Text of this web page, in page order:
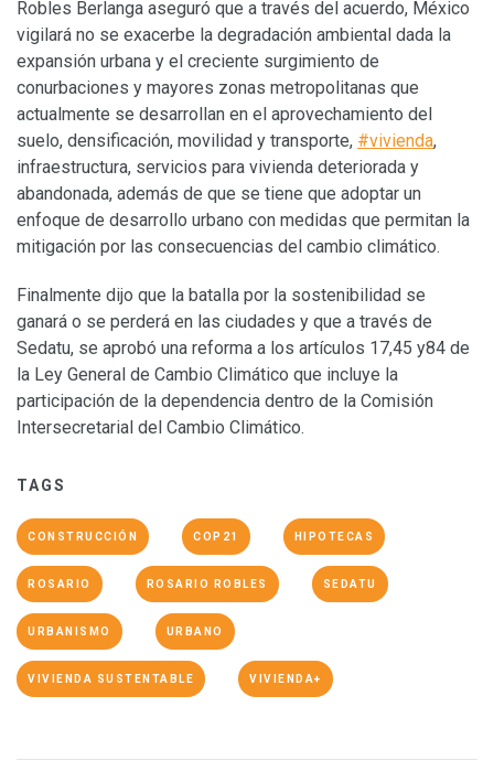
Robles Berlanga aseguró que a través del acuerdo, México
vigilará no se exacerbe la degradación ambiental dada la
expansión urbana y el creciente surgimiento de
conurbaciones y mayores zonas metropolitanas que
actualmente se desarrollan en el aprovechamiento del
suelo, densificación, movilidad y transporte, #vivienda,
infraestructura, servicios para vivienda deteriorada y
abandonada, además de que se tiene que adoptar un
enfoque de desarrollo urbano con medidas que permitan la
mitigación por las consecuencias del cambio climático.
Finalmente dijo que la batalla por la sostenibilidad se
ganará o se perderá en las ciudades y que a través de
Sedatu, se aprobó una reforma a los artículos 17,45 y84 de
la Ley General de Cambio Climático que incluye la
participación de la dependencia dentro de la Comisión
Intersecretarial del Cambio Climático.
TAGS
CONSTRUCCIÓN COP21 HIPOTECAS
ROSARIO ROSARIO ROBLES SEDATU
URBANISMO URBANO
VIVIENDA SUSTENTABLE VIVIENDA+